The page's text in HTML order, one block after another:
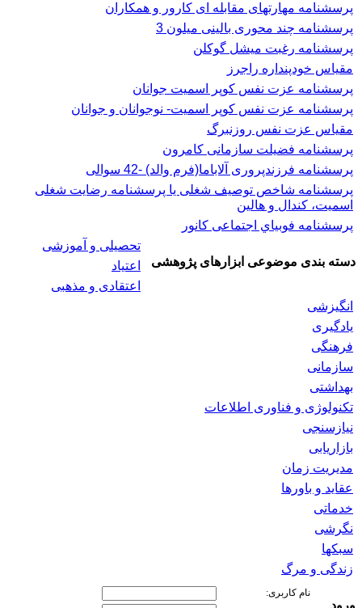
پرسشنامه مهارتهای مقابله ای کارور و همکاران
پرسشنامه چند محوری بالینی میلون 3
پرسشنامه رغبت ميشل گوكلن
مقیاس خودپنداره راجرز
پرسشنامه عزت نفس كوپر اسميت جوانان
پرسشنامه عزت نفس کوپر اسمیت- نوجوانان و جوانان
مقیاس عزت نفس روزنبرگ
پرسشنامه فضیلت سازمانی کامرون
پرسشنامه فرزندپروری آلاباما(فرم والد) -42 سوالی
پرسشنامه شاخص توصیف شغلی یا پرسشنامه رضایت شغلی
اسميت، كندال و هالين
پرسشنامه فوبياي اجتماعی کانور
دسته بندی موضوعی ابزارهای پژوهشی
تحصیلی و آموزشی
اعتیاد
اعتقادی و مذهبی
انگیزشی
یادگیری
فرهنگی
سازمانی
بهداشتی
تکنولوژی و فناوری اطلاعات
نیازسنجی
بازاریابی
مدیریت زمان
عقاید و باورها
خدماتی
نگرشی
سبکها
زندگی و مرگ
نام کاربری: